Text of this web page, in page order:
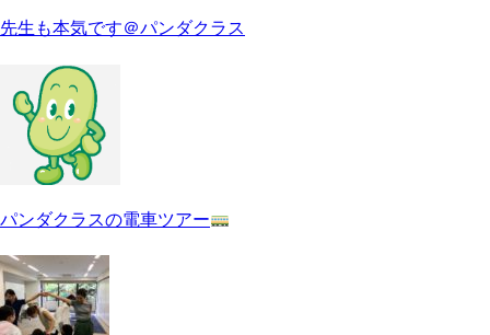
先生も本気です＠パンダクラス
パンダクラスの電車ツアー